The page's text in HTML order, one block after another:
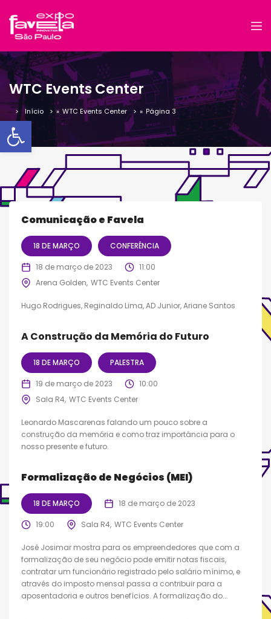
Barra de Ferramentas
WTC Events Center
Início » WTC Events Center » Página 3
Comunicação e Favela
18 DE MARÇO CONFERÊNCIA
18 de março de 2023
11:00
Arena Golden WTC Events Center
Hugo Rodrigues, Reginaldo Lima, AD Junior, Ariane Santos
A Construção da Memória do Futuro
18 DE MARÇO PALESTRA
19 de março de 2023
10:00
Sala R4 WTC Events Center
Leonardo Mascarenas falando um pouco sobre a
construção da memória e como traz importância para o
nosso presente e futuro.
Formalização de Negócios (MEI)
18 DE MARÇO 18 de março de 2023
19:00 Sala R4 WTC Events Center
José Josimar mostra para os empreendedores que com a
formalização de seu negócio pode emitir notas fiscais,
contratar um funcionário registrado pelo salário mínimo, e
através do imposto mensal passa a contribuir para a
aposentadoria e outros benefícios. A formalização do...